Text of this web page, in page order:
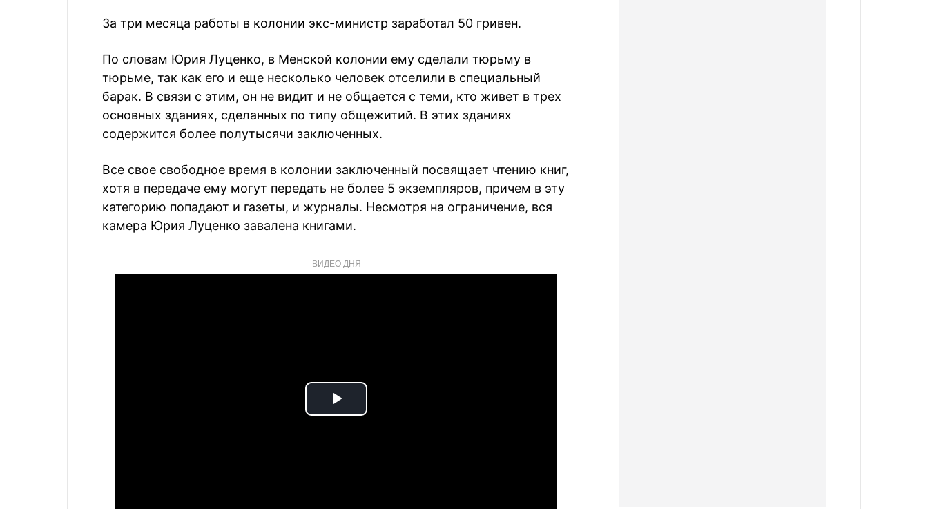
За три месяца работы в колонии экс-министр заработал 50 гривен.
По словам Юрия Луценко, в Менской колонии ему сделали тюрьму в
тюрьме, так как его и еще несколько человек отселили в специальный
барак. В связи с этим, он не видит и не общается с теми, кто живет в трех
основных зданиях, сделанных по типу общежитий. В этих зданиях
содержится более полутысячи заключенных.
Все свое свободное время в колонии заключенный посвящает чтению книг,
хотя в передаче ему могут передать не более 5 экземпляров, причем в эту
категорию попадают и газеты, и журналы. Несмотря на ограничение, вся
камера Юрия Луценко завалена книгами.
ВИДЕО ДНЯ
Play